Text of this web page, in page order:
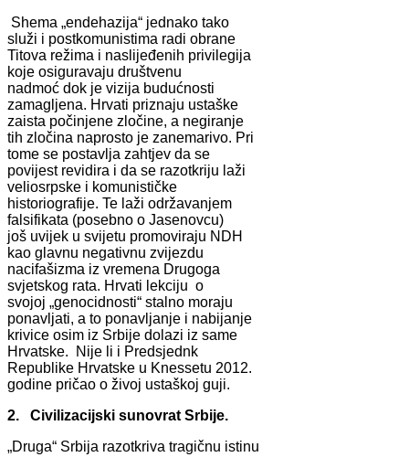
Shema „endehazija“ jednako tako
služi i postkomunistima radi obrane
Titova režima i naslijeđenih privilegija
koje osiguravaju društvenu
nadmoć dok je vizija budućnosti
zamagljena. Hrvati priznaju ustaške
zaista počinjene zločine, a negiranje
tih zločina naprosto je zanemarivo. Pri
tome se postavlja zahtjev da se
povijest revidira i da se razotkriju laži
veliosrpske i komunističke
historiografije. Te laži održavanjem
falsifikata (posebno o Jasenovcu)
još uvijek u svijetu promoviraju NDH
kao glavnu negativnu zvijezdu
nacifašizma iz vremena Drugoga
svjetskog rata. Hrvati lekciju o
svojoj „genocidnosti“ stalno moraju
ponavljati, a to ponavljanje i nabijanje
krivice osim iz Srbije dolazi iz same
Hrvatske. Nije li i Predsjednk
Republike Hrvatske u Knessetu 2012.
godine pričao o živoj ustaškoj guji.
2. Civilizacijski sunovrat Srbije.
„Druga“ Srbija razotkriva tragičnu istinu